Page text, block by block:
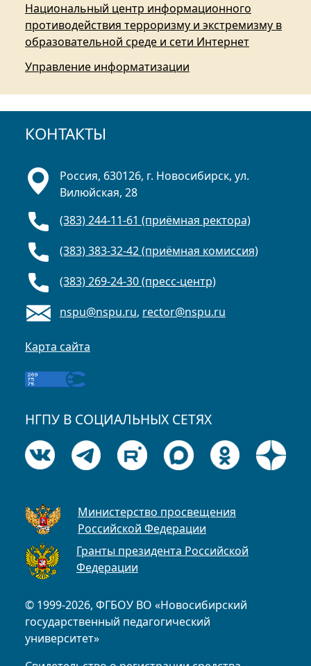
Национальный центр информационного
противодействия терроризму и экстремизму в
образовательной среде и сети Интернет
Управление информатизации
КОНТАКТЫ
© 1999-2026, ФГБОУ ВО «Новосибирский
государственный педагогический
университет»
Россия, 630126, г. Новосибирск, ул.
Вилюйская, 28
(383) 244-11-61 (приёмная ректора)
(383) 383-32-42 (приёмная комиссия)
(383) 269-24-30 (пресс-центр)
nspu@nspu.ru, rector@nspu.ru
Карта сайта
НГПУ В СОЦИАЛЬНЫХ СЕТЯХ
Министерство просвещения
Российской Федерации
Гранты президента Российской
Федерации